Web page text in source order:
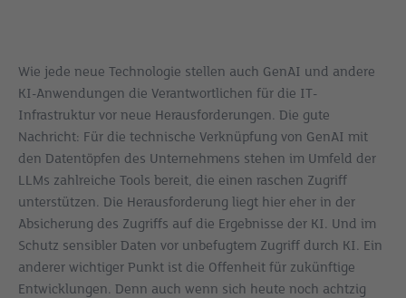
Wie jede neue Technologie stellen auch GenAI und andere
KI-Anwendungen die Verantwortlichen für die IT-
Infrastruktur vor neue Herausforderungen. Die gute
Nachricht: Für die technische Verknüpfung von GenAI mit
den Datentöpfen des Unternehmens stehen im Umfeld der
LLMs zahlreiche Tools bereit, die einen raschen Zugriff
unterstützen. Die Herausforderung liegt hier eher in der
Absicherung des Zugriffs auf die Ergebnisse der KI. Und im
Schutz sensibler Daten vor unbefugtem Zugriff durch KI. Ein
anderer wichtiger Punkt ist die Offenheit für zukünftige
Entwicklungen. Denn auch wenn sich heute noch achtzig